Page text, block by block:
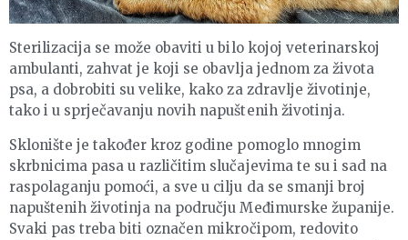
Sterilizacija se može obaviti u bilo kojoj veterinarskoj
ambulanti, zahvat je koji se obavlja jednom za života
psa, a dobrobiti su velike, kako za zdravlje životinje,
tako i u sprječavanju novih napuštenih životinja.
Sklonište je također kroz godine pomoglo mnogim
skrbnicima pasa u različitim slučajevima te su i sad na
raspolaganju pomoći, a sve u cilju da se smanji broj
napuštenih životinja na području Međimurske županije.
Svaki pas treba biti označen mikročipom, redovito